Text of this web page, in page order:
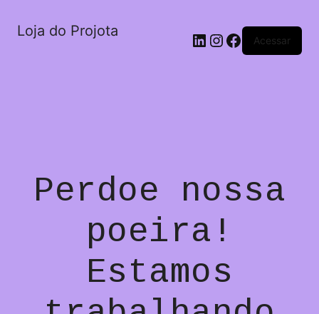
Loja do Projota LinkedIn
Instagram
Facebook
Acessar
Perdoe nossa
poeira!
Estamos